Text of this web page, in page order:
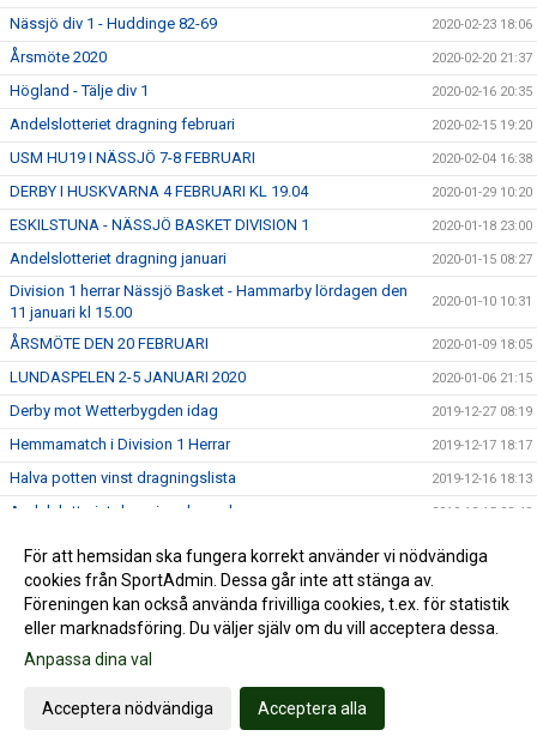
Nässjö div 1 - Huddinge 82-69 2020-02-23 18:06
Årsmöte 2020 2020-02-20 21:37
Högland - Tälje div 1 2020-02-16 20:35
Andelslotteriet dragning februari 2020-02-15 19:20
USM HU19 I NÄSSJÖ 7-8 FEBRUARI 2020-02-04 16:38
DERBY I HUSKVARNA 4 FEBRUARI KL 19.04 2020-01-29 10:20
ESKILSTUNA - NÄSSJÖ BASKET DIVISION 1 2020-01-18 23:00
Andelslotteriet dragning januari 2020-01-15 08:27
Division 1 herrar Nässjö Basket - Hammarby lördagen den
11 januari kl 15.00
2020-01-10 10:31
ÅRSMÖTE DEN 20 FEBRUARI 2020-01-09 18:05
LUNDASPELEN 2-5 JANUARI 2020 2020-01-06 21:15
Derby mot Wetterbygden idag 2019-12-27 08:19
Hemmamatch i Division 1 Herrar 2019-12-17 18:17
Halva potten vinst dragningslista 2019-12-16 18:13
Andelslotteriet dragning december 2019-12-15 08:48
2019-12-05 12:10
Supporterprylar - fri frakt 4-5/12
Nu kan Du som supporter i Nässjö Basket köpa dina
Supporterprylar online!
2019-12-03 09:40
Seger för Div 1 killarna borta mot Huddinge!
För att hemsidan ska fungera korrekt använder vi nödvändiga
cookies från SportAdmin. Dessa går inte att stänga av.
Föreningen kan också använda frivilliga cookies, t.ex. för statistik
eller marknadsföring. Du väljer själv om du vill acceptera dessa.
Anpassa dina val
Acceptera nödvändiga Acceptera alla